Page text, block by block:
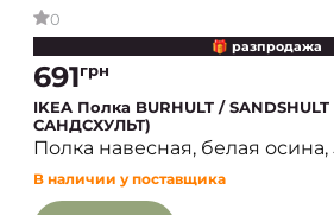
0
🎁 разпродажа
691грн
IKEA Полка BURHULT /
САНДСХУЛЬТ)
Полка навесная, белая осина,
В наличии у поставщика